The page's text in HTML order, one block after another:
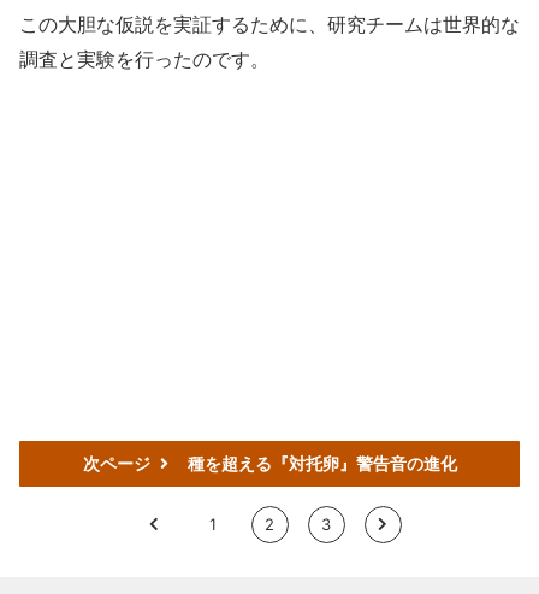
この大胆な仮説を実証するために、研究チームは世界的な
調査と実験を行ったのです。
次ページ 種を超える『対托卵』警告音の進化
< 1 2 3 >